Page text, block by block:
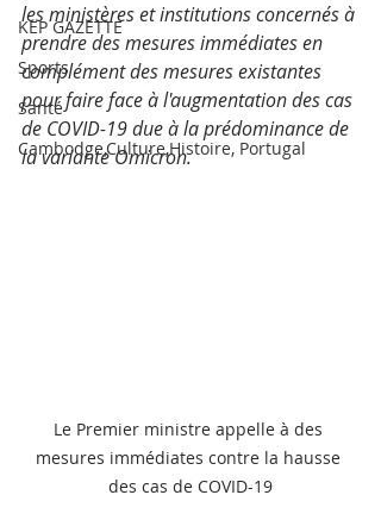
KEP GAZETTE
Sports
Santé
Cambodge,Culture,Histoire, Portugal
les ministères et institutions concernés à
prendre des mesures immédiates en
complément des mesures existantes
pour faire face à l'augmentation des cas
de COVID-19 due à la prédominance de
la variante Omicron.
Le Premier ministre appelle à des
mesures immédiates contre la hausse
des cas de COVID-19